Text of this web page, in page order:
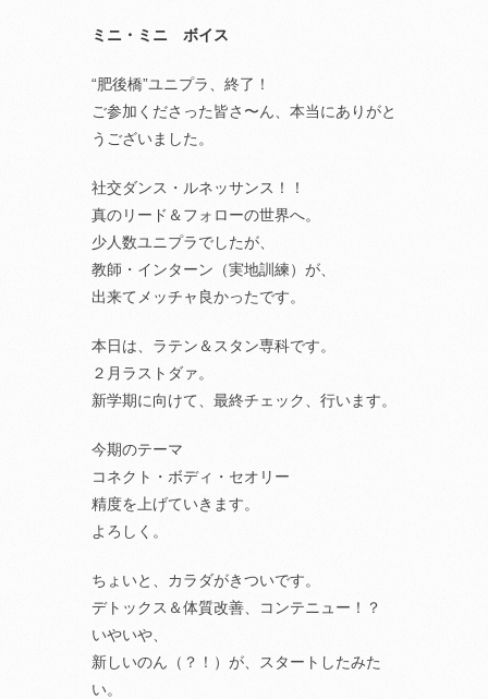
ミニ・ミニ ボイス
“肥後橋”ユニプラ、終了！
ご参加くださった皆さ〜ん、本当にありがと
うございました。
社交ダンス・ルネッサンス！！
真のリード＆フォローの世界へ。
少人数ユニプラでしたが、
教師・インターン（実地訓練）が、
出来てメッチャ良かったです。
本日は、ラテン＆スタン専科です。
２月ラストダァ。
新学期に向けて、最終チェック、行います。
今期のテーマ
コネクト・ボディ・セオリー
精度を上げていきます。
よろしく。
ちょいと、カラダがきついです。
デトックス＆体質改善、コンテニュー！？
いやいや、
新しいのん（？！）が、スタートしたみた
い。